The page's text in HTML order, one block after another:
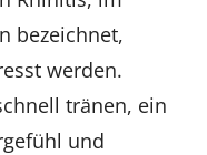
bezeichnet,
werden.
tränen, ein
und